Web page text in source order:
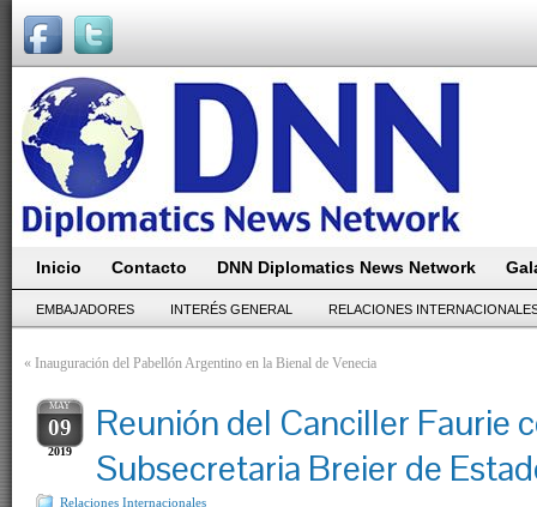
Inicio Contacto DNN Diplomatics News Network
EMBAJADORES INTERÉS GENERAL RELACIONES
« Inauguración del Pabellón Argentino en la Bienal de Venecia
MAY
09
2019
Reunión del Canciller Faurie
Subsecretaria Breier de
Relaciones Internacionales